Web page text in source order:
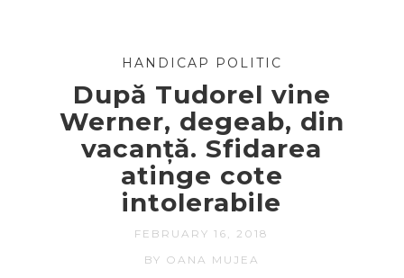
HANDICAP POLITIC
După Tudorel vine
Werner, degeab, din
vacanță. Sfidarea
atinge cote
intolerabile
FEBRUARY 16, 2018
BY OANA MUJEA